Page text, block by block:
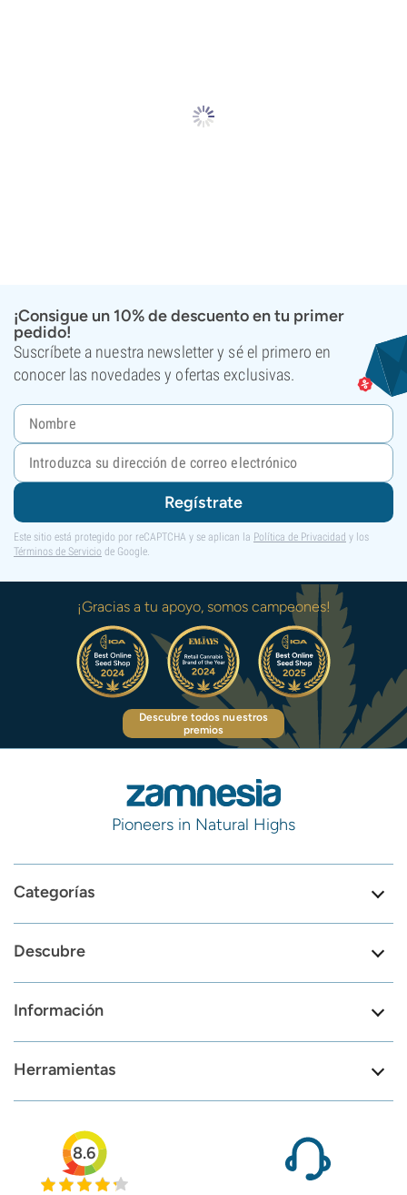
¡Consigue un 10% de descuento en tu primer
pedido!
Suscríbete a nuestra newsletter y sé el primero en
conocer las novedades y ofertas exclusivas.
Regístrate
Este sitio está protegido por reCAPTCHA y se aplican la Política de Privacidad y los
Términos de Servicio de Google.
¡Gracias a tu apoyo, somos campeones!
Descubre todos nuestros
premios
Pioneers in Natural Highs
Categorías
Descubre
Información
Herramientas
8.6